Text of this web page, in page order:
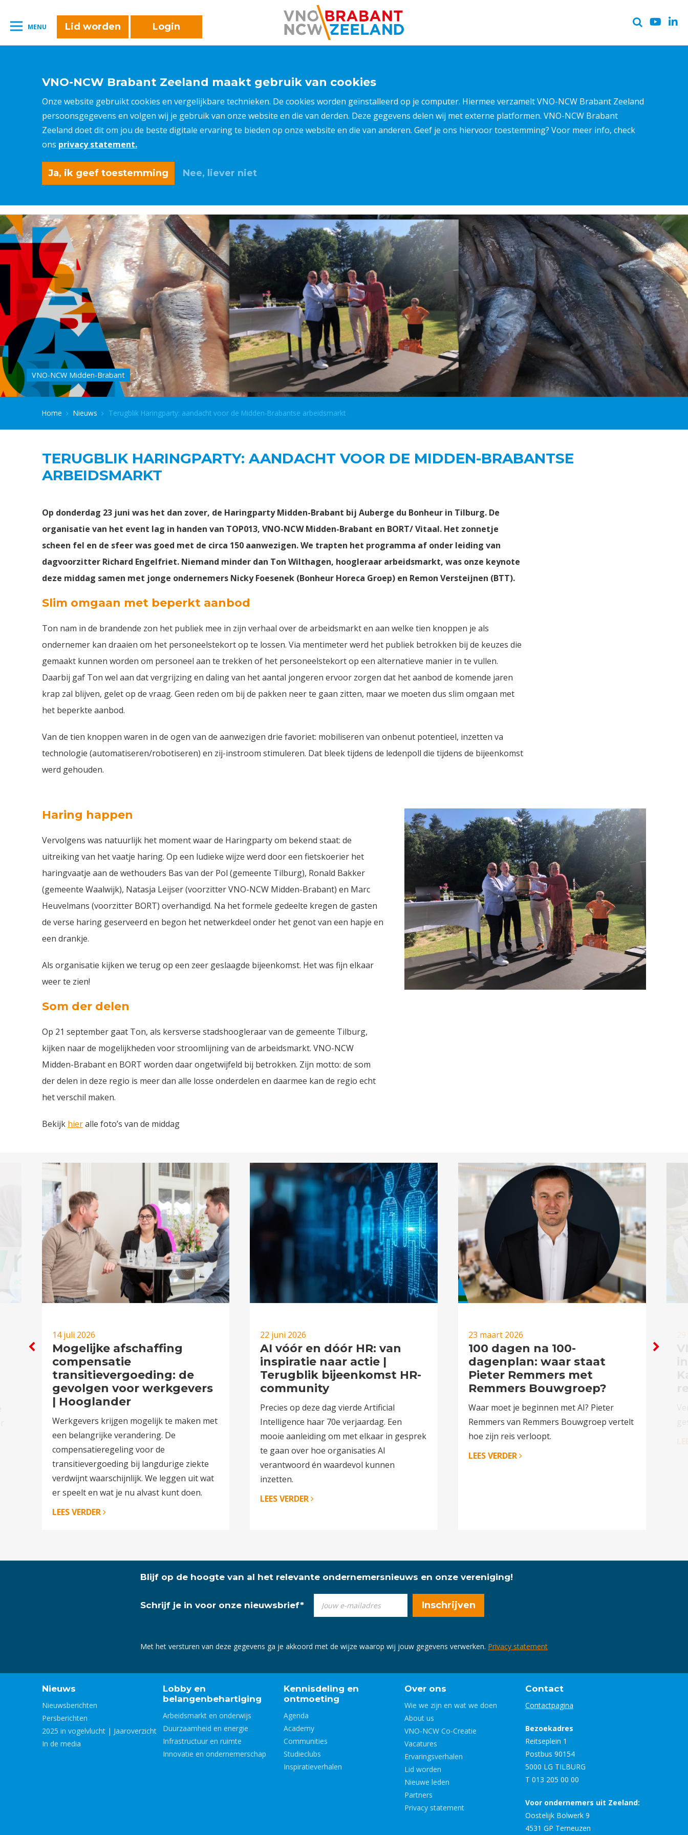
MENU Lid worden Login
VNO-NCW Brabant Zeeland maakt gebruik van cookies
Onze website gebruikt cookies en vergelijkbare technieken. De cookies worden geïnstalleerd op je computer. Hiermee verzamelt VNO-NCW Brabant Zeeland
persoonsgegevens en volgen wij je gebruik van onze website en die van derden. Deze gegevens delen wij met externe platformen. VNO-NCW Brabant
Zeeland doet dit om jou de beste digitale ervaring te bieden op onze website en die van anderen. Geef je ons hiervoor toestemming? Voor meer info, check
ons privacy statement.
Ja, ik geef toestemming Nee, liever niet
VNO-NCW Midden-Brabant
Home Nieuws Terugblik Haringparty: aandacht voor de Midden-Brabantse arbeidsmarkt
TERUGBLIK HARINGPARTY: AANDACHT VOOR DE MIDDEN-BRABANTSE
ARBEIDSMARKT
Op donderdag 23 juni was het dan zover, de Haringparty Midden-Brabant bij Auberge du Bonheur in Tilburg. De
organisatie van het event lag in handen van TOP013, VNO-NCW Midden-Brabant en BORT/ Vitaal. Het zonnetje
scheen fel en de sfeer was goed met de circa 150 aanwezigen. We trapten het programma af onder leiding van
dagvoorzitter Richard Engelfriet. Niemand minder dan Ton Wilthagen, hoogleraar arbeidsmarkt, was onze keynote
deze middag samen met jonge ondernemers Nicky Foesenek (Bonheur Horeca Groep) en Remon Versteijnen (BTT).
Slim omgaan met beperkt aanbod
Ton nam in de brandende zon het publiek mee in zijn verhaal over de arbeidsmarkt en aan welke tien knoppen je als
ondernemer kan draaien om het personeelstekort op te lossen. Via mentimeter werd het publiek betrokken bij de keuzes die
gemaakt kunnen worden om personeel aan te trekken of het personeelstekort op een alternatieve manier in te vullen.
Daarbij gaf Ton wel aan dat vergrijzing en daling van het aantal jongeren ervoor zorgen dat het aanbod de komende jaren
krap zal blijven, gelet op de vraag. Geen reden om bij de pakken neer te gaan zitten, maar we moeten dus slim omgaan met
het beperkte aanbod.
Van de tien knoppen waren in de ogen van de aanwezigen drie favoriet: mobiliseren van onbenut potentieel, inzetten va
technologie (automatiseren/robotiseren) en zij-instroom stimuleren. Dat bleek tijdens de ledenpoll die tijdens de bijeenkomst
werd gehouden.
Haring happen
Vervolgens was natuurlijk het moment waar de Haringparty om bekend staat: de
uitreiking van het vaatje haring. Op een ludieke wijze werd door een fietskoerier het
haringvaatje aan de wethouders Bas van der Pol (gemeente Tilburg), Ronald Bakker
(gemeente Waalwijk), Natasja Leijser (voorzitter VNO-NCW Midden-Brabant) en Marc
Heuvelmans (voorzitter BORT) overhandigd. Na het formele gedeelte kregen de gasten
de verse haring geserveerd en begon het netwerkdeel onder het genot van een hapje en
een drankje.
Als organisatie kijken we terug op een zeer geslaagde bijeenkomst. Het was fijn elkaar
weer te zien!
Som der delen
Op 21 september gaat Ton, als kersverse stadshoogleraar van de gemeente Tilburg,
kijken naar de mogelijkheden voor stroomlijning van de arbeidsmarkt. VNO-NCW
Midden-Brabant en BORT worden daar ongetwijfeld bij betrokken. Zijn motto: de som
der delen in deze regio is meer dan alle losse onderdelen en daarmee kan de regio echt
het verschil maken.
Bekijk hieralle foto’s van de middag
14 juli 2026
Mogelijke afschaffing
compensatie
transitievergoeding: de
gevolgen voor werkgevers
| Hooglander
Werkgevers krijgen mogelijk te maken met
een belangrijke verandering. De
compensatieregeling voor de
transitievergoeding bij langdurige ziekte
verdwijnt waarschijnlijk. We leggen uit wat
er speelt en wat je nu alvast kunt doen.
LEES VERDER
22 juni 2026
AI vóór en dóór HR: van
inspiratie naar actie |
Terugblik bijeenkomst HR-
community
Precies op deze dag vierde Artificial
Intelligence haar 70e verjaardag. Een
mooie aanleiding om met elkaar in gesprek
te gaan over hoe organisaties AI
verantwoord én waardevol kunnen
inzetten.
LEES VERDER
23 maart 2026
100 dagen na 100-
dagenplan: waar staat
Pieter Remmers met
Remmers Bouwgroep?
Waar moet je beginnen met AI? Pieter
Remmers van Remmers Bouwgroep vertelt
hoe zijn reis verloopt.
LEES VERDER
Blijf op de hoogte van al het relevante ondernemersnieuws en onze vereniging!
Schrijf je in voor onze nieuwsbrief*
Met het versturen van deze gegevens ga je akkoord met de wijze waarop wij jouw gegevens verwerken. Privacy statement
Nieuws
Nieuwsberichten
Persberichten
2025 in vogelvlucht | Jaaroverzicht
In de media
Lobby en
belangenbehartiging
Arbeidsmarkt en onderwijs
Duurzaamheid en energie
Infrastructuur en ruimte
Innovatie en ondernemerschap
Kennisdeling en
ontmoeting
Agenda
Academy
Communities
Studieclubs
Inspiratieverhalen
Over ons
Wie we zijn en wat we doen
About us
VNO-NCW Co-Creatie
Vacatures
Ervaringsverhalen
Lid worden
Nieuwe leden
Partners
Privacy statement
Contact
Contactpagina
Bezoekadres
Reitseplein 1
Postbus 90154
5000 LG TILBURG
T 013 205 00 00
Voor ondernemers uit Zeeland:
Oostelijk Bolwerk 9
4531 GP Terneuzen